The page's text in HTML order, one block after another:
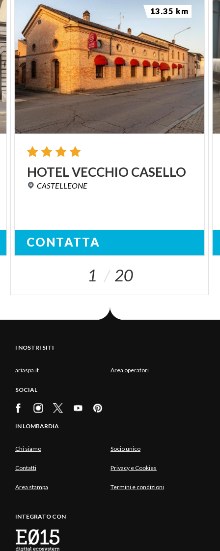
HOTELVECCHIO CASELLO
CASTELLEONE
CONTATTA
13.35 km
1 20
I NOSTRI SITI
ariaspa.it Area operatori
SOCIAL
IN LOMBARDIA
Chi siamo Socio unico
Contatti Privacy e Cookies
Area stampa Termini e condizioni
INTEGRATO CON